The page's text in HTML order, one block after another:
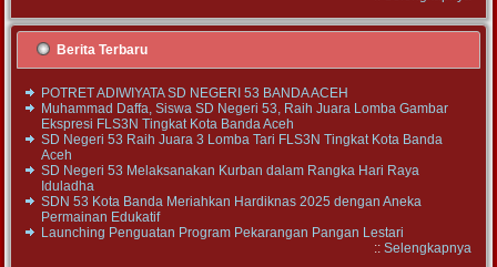
Berita Terbaru
POTRET ADIWIYATA SD NEGERI 53 BANDA ACEH
Muhammad Daffa, Siswa SD Negeri 53, Raih Juara Lomba Gambar
Ekspresi FLS3N Tingkat Kota Banda Aceh
SD Negeri 53 Raih Juara 3 Lomba Tari FLS3N Tingkat Kota Banda
Aceh
SD Negeri 53 Melaksanakan Kurban dalam Rangka Hari Raya
Iduladha
SDN 53 Kota Banda Meriahkan Hardiknas 2025 dengan Aneka
Permainan Edukatif
Launching Penguatan Program Pekarangan Pangan Lestari
:: Selengkapnya